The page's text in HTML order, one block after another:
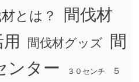
とは？
間伐材
間伐材グッズ
間
ンター
３０センチ
５